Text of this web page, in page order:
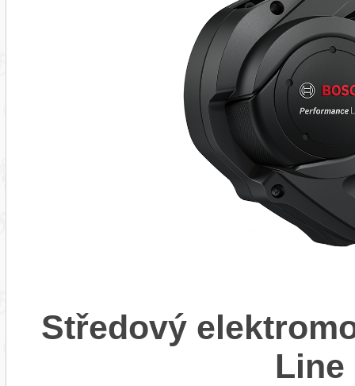
Středový
Line